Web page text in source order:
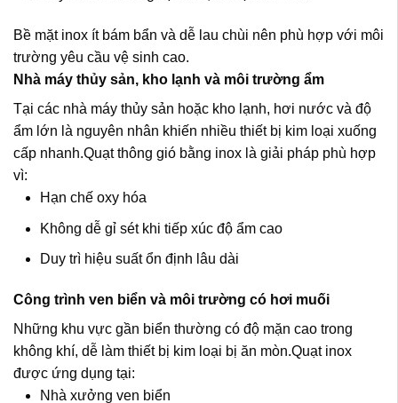
Bề mặt inox ít bám bẩn và dễ lau chùi nên phù hợp với môi
trường yêu cầu vệ sinh cao.
Nhà máy thủy sản, kho lạnh và môi trường ẩm
Tại các nhà máy thủy sản hoặc kho lạnh, hơi nước và độ
ẩm lớn là nguyên nhân khiến nhiều thiết bị kim loại xuống
cấp nhanh.Quạt thông gió bằng inox là giải pháp phù hợp
vì:
Hạn chế oxy hóa
Không dễ gỉ sét khi tiếp xúc độ ẩm cao
Duy trì hiệu suất ổn định lâu dài
Công trình ven biển và môi trường có hơi muối
Những khu vực gần biển thường có độ mặn cao trong
không khí, dễ làm thiết bị kim loại bị ăn mòn.Quạt inox
được ứng dụng tại:
Nhà xưởng ven biển